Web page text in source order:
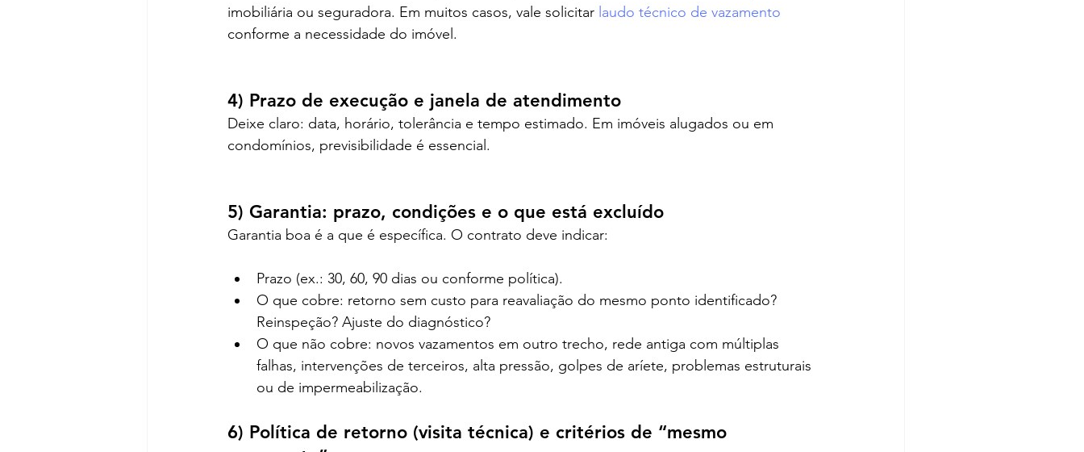
imobiliária ou seguradora. Em muitos casos, vale solicitar laudo técnico de vazamento
conforme a necessidade do imóvel.
4) Prazo de execução e janela de atendimento
Deixe claro: data, horário, tolerância e tempo estimado. Em imóveis alugados ou em
condomínios, previsibilidade é essencial.
5) Garantia: prazo, condições e o que está excluído
Garantia boa é a que é específica. O contrato deve indicar:
Prazo (ex.: 30, 60, 90 dias ou conforme política).
O que cobre: retorno sem custo para reavaliação do mesmo ponto identificado?
Reinspeção? Ajuste do diagnóstico?
O que não cobre: novos vazamentos em outro trecho, rede antiga com múltiplas
falhas, intervenções de terceiros, alta pressão, golpes de aríete, problemas estruturais
ou de impermeabilização.
6) Política de retorno (visita técnica) e critérios de “mesmo